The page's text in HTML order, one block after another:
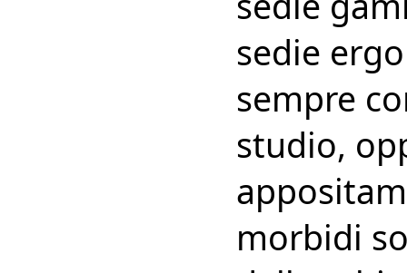
sedie
sempre
studio,
morbidi